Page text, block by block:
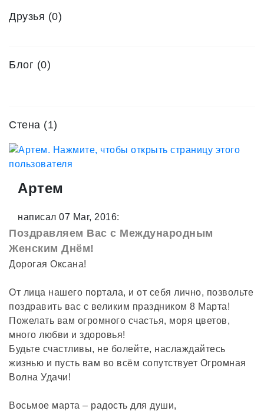
Друзья (0)
Блог (0)
Стена (1)
Артем
написал 07 Mar, 2016:
Поздравляем Вас с Международным
Женским Днём!
Дорогая Оксана!
От лица нашего портала, и от себя лично, позвольте
поздравить вас с великим праздником 8 Марта!
Пожелать вам огромного счастья, моря цветов,
много любви и здоровья!
Будьте счастливы, не болейте, наслаждайтесь
жизнью и пусть вам во всём сопутствует Огромная
Волна Удачи!
Восьмое марта – радость для души,